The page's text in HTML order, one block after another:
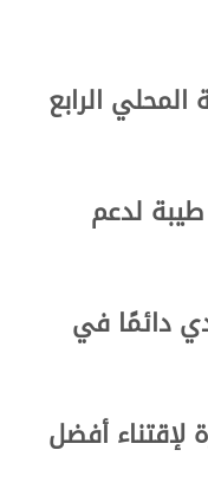
الرابع
طيبة لدعم
دائمًا في
أفضل